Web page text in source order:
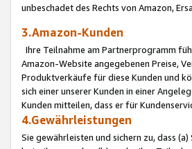
unbeschadet des Rechts von Amazon,
3.Amazon-Kunden
Ihre Teilnahme am Partnerprogramm
Amazon-Website angegebenen Preise,
Produktverkäufe für diese Kunden und
sich einer unserer Kunden in einer
Kunden mitteilen, dass er für
4.Gewährleistungen
Sie gewährleisten und sichern zu, dass